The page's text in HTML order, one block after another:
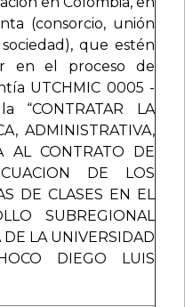
(consorcio, unión
que estén
en el proceso de
UTCHMIC 0005 -
LA
ADMINISTRATIVA,
AL CONTRATO DE
DE LOS
DE CLASES EN EL
SUBREGIONAL
LA UNIVERSIDAD
DIEGO LUIS